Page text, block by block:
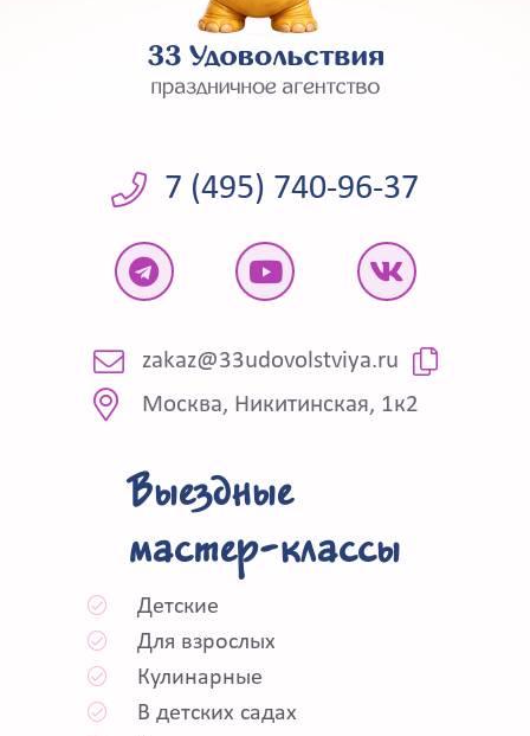
7 (495) 740-96-37
zakaz@33udovolstviya.ru
Москва, Никитинская, 1к2
Выездные
мастер-классы
Детские
Для взрослых
Кулинарные
В детских садах